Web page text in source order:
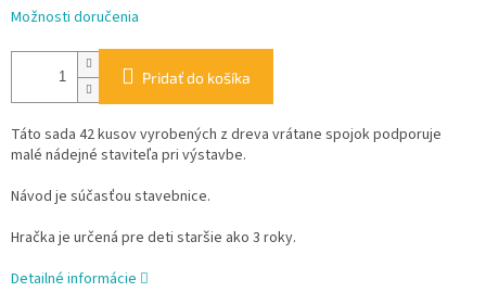
Možnosti doručenia
Pridať do košíka
Táto sada 42 kusov vyrobených z dreva vrátane spojok podporuje
malé nádejné staviteľa pri výstavbe.
Návod je súčasťou stavebnice.
Hračka je určená pre deti staršie ako 3 roky.
Detailné informácie